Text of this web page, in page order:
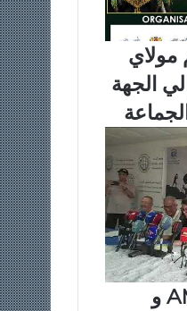
مولاي
الجهة
الندوة الصحفية لAMDH و